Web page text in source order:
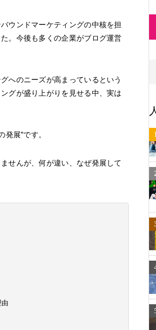
ウンドマーケティングの中核を担
。今後も多くの企業がブログ運営
へのニーズが高まっているという
グが盛り上がりを見せる中、実は
展”です。
せんが、何が違い、なぜ発展して